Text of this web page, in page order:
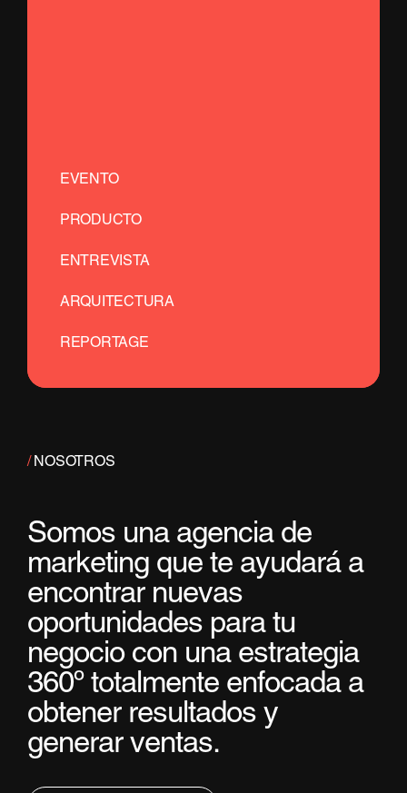
EVENTO
PRODUCTO
ENTREVISTA
ARQUITECTURA
REPORTAGE
/NOSOTROS
Somos una agencia de
marketing que te ayudará a
encontrar nuevas
oportunidades para tu
negocio con una estrategia
360º total mente enfocada a
obtener resultados y
generar ventas.